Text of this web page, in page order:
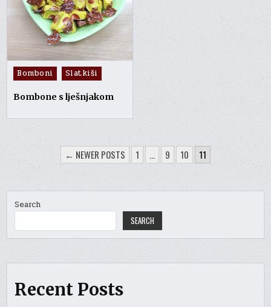
Posted
in
Bomboni Slatkiši
Bombone s lješnjakom
POSTS
PAGINATION
← NEWER POSTS 1 … 9 10 11
Search
SEARCH
Recent Posts